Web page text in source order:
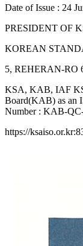
Date of Issue : 24
PRESIDENT OF
KOREAN
5, REHERAN-RO
KSA, KAB, IAF
Board(KAB) as an
Number : KAB-
https://